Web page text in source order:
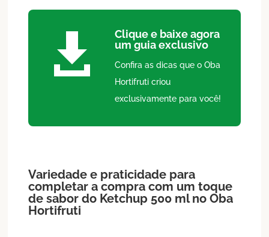

Clique e baixe agora
um guia exclusivo
Confira as dicas que o Oba
Hortifruti criou
exclusivamente para você!
Variedade e praticidade para
completar a compra com um toque
de sabor do Ketchup 500 mlno Oba
Hortifruti